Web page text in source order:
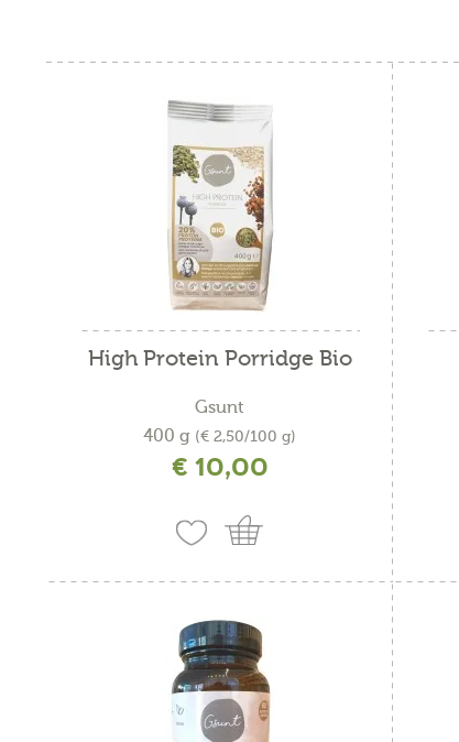
High Protein Porridge Bio
Gsunt
400 g (€ 2,50/100 g)
incl. IVA più costi di spedizione
€ 10,00